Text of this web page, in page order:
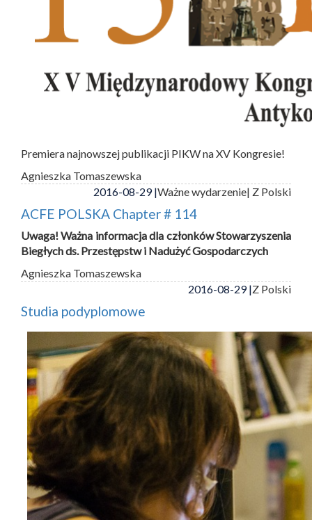
Premiera najnowszej publikacji PIKW na XV Kongresie!
Agnieszka Tomaszewska
2016-08-29 |Ważne wydarzenie| Z Polski
ACFE POLSKA Chapter # 114
Uwaga! Ważna informacja dla członków Stowarzyszenia
Biegłych ds. Przestępstw i Nadużyć Gospodarczych
Agnieszka Tomaszewska
2016-08-29 |Z Polski
Studia podyplomowe